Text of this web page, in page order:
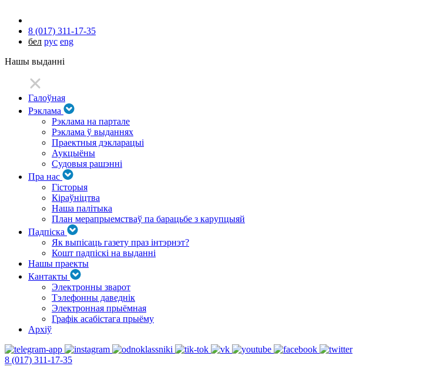
8 (017) 311-17-35
бел рус eng
Нашы выданні
Галоўная
Рэклама
Рэклама на партале
Рэклама ў выданнях
Праектныя дэкларацыі
Аукцыёны
Судовыя рашэнні
Пра нас
Гісторыя
Кіраўніцтва
Наша палітыка
План мерапрыемстваў па барацьбе з карупцыяй
Падпіска
Як выпісаць газету праз інтэрнэт?
Кошт падпіскі на выданні
Нашы праекты
Кантакты
Электронны зварот
Тэлефонны даведнік
Электронная прыёмная
Графік асабістага прыёму
Архіў
8 (017) 311-17-35